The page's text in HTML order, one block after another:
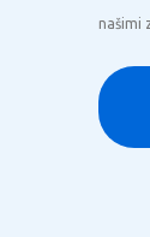
našimi